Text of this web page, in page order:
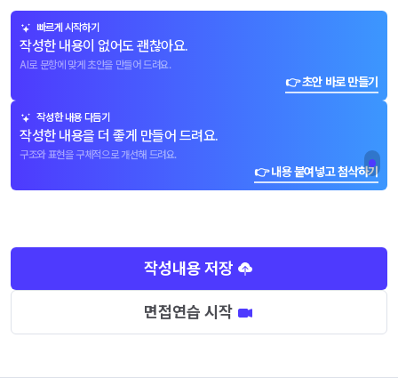
빠르게 시작하기
작성한 내용이 없어도 괜찮아요.
AI로 문항에 맞게 초안을 만들어 드려요.
👉 초안 바로 만들기
작성한 내용 다듬기
작성한 내용을 더 좋게 만들어 드려요.
구조와 표현을 구체적으로 개선해 드려요.
👉 내용 붙여넣고 첨삭하기
작성내용 저장
면접연습 시작